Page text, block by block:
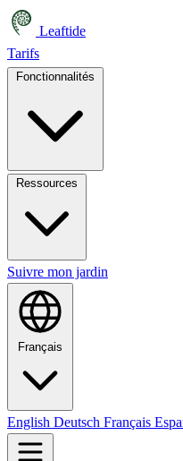
Leaftide
Tarifs
Suivre mon jardin
Français
English Deutsch Français